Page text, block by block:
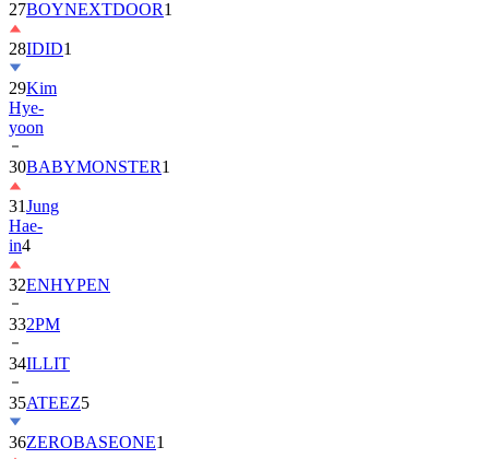
27BOYNEXTDOOR1
28IDID1
29Kim
Hye-
yoon
30BABYMONSTER1
31Jung
Hae-
in4
32ENHYPEN
332PM
34ILLIT
35ATEEZ5
36ZEROBASEONE1